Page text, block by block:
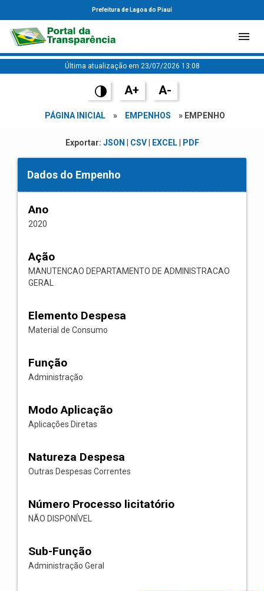
Prefeitura de Lagoa do Piauí
Última atualização em 23/07/2026 13:08
A+ A-
PÁGINA INICIAL » EMPENHOS » EMPENHO
Exportar: JSON CSV| EXCEL| PDF
Dados do Empenho
Ano
2020
Ação
MANUTENCAO DEPARTAMENTO DE ADMINISTRACAO
GERAL
Elemento Despesa
Material de Consumo
Função
Administração
Modo Aplicação
Aplicações Diretas
Natureza Despesa
Outras Despesas Correntes
Número Processo licitatório
NÃO DISPONÍVEL
Sub-Função
Administração Geral